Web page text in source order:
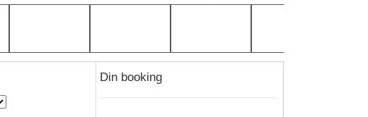
Din booking